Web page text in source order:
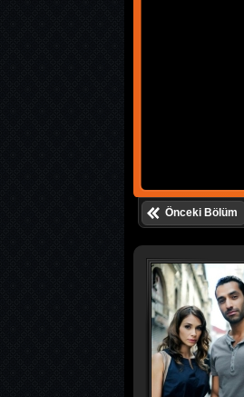
Önceki Bölüm